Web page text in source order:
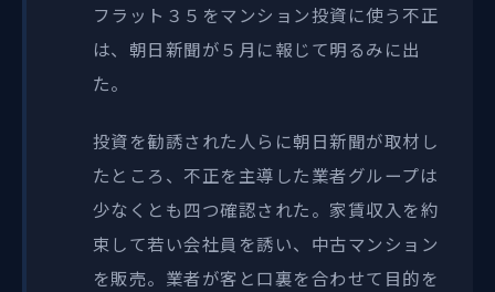
フラット３５をマンション投資に使う不正
は、朝日新聞が５月に報じて明るみに出
た。
投資を勧誘された人らに朝日新聞が取材し
たところ、不正を主導した業者グループは
少なくとも四つ確認された。家賃収入を約
束して若い会社員を誘い、中古マンション
を販売。業者が客と口裏を合わせて目的を